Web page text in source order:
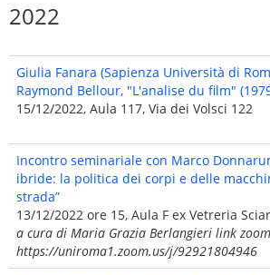
2022
Giulia Fanara (Sapienza Università di
Raymond Bellour, "L'analise du film"
15/12/2022, Aula 117, Via dei Volsci 122
Incontro seminariale con Marco
ibride: la politica dei corpi e delle
strada”
13/12/2022 ore 15, Aula F ex Vetreria
a cura di Maria Grazia Berlangieri link
https://uniroma1.zoom.us/j/92921804946